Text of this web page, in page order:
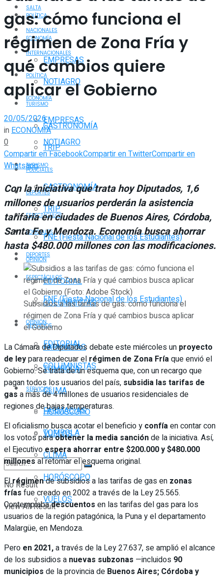
POLÍTICA
ECONOMÍA
EMPRESAS
NOTIAGRO
TURISMO
GASTRONOMÍA
TRIP
POLICIALES
DEPORTES
ESPECTÁCULOS
FNE (Fiesta Nacional de los Estudiantes)
OPINIÓN
EDITORIAL
COLUMNISTAS
SERVICIOS
FARMACIAS
TOMBOLA
CLIMA
HORÓSCOPO
VUELOS
No Result
View All Result
SALTA
NACIONALES
INTERNACIONALES
POLÍTICA
ECONOMÍA
EMPRESAS
NOTIAGRO
TURISMO
GASTRONOMÍA
TRIP
POLICIALES
DEPORTES
ESPECTÁCULOS
FNE (Fiesta Nacional de los Estudiantes)
OPINIÓN
EDITORIAL
COLUMNISTAS
SERVICIOS
FARMACIAS
TOMBOLA
CLIMA
HORÓSCOPO
VUELOS
gas: cómo funciona el
régimen de Zona Fría y
qué cambios quiere
aplicar el Gobierno
20/05/2026
inECONOMÍA
0
Compartir en FacebookCompartir en TwitterCompartir en
Whatsapp
Con la iniciativa que trata hoy Diputados, 1,6
millones de usuarios perderán la asistencia
tarifaria en ciudades de Buenos Aires, Córdoba,
Santa Fe y Mendoza. Economía busca ahorrar
hasta $480.000 millones con las modificaciones.
Subsidios a las tarifas de gas: cómo funciona el
régimen de Zona Fría y qué cambios busca aplicar
el Gobierno
La Cámara de Diputados debate este miércoles un proyecto
de leypara readecuar el régimen de Zona Fríaque envió el
Gobierno. Se trata de un esquema que, con un recargo que
pagan todos los usuarios del país, subsidia las tarifas de
gas a más de 4 millones de usuarios residenciales de
regiones de bajas temperaturas.
El oficialismo busca acotar el beneficio y confíaen contar con
los votos paraobtener la media sanciónde la iniciativa. Así,
el Ejecutivoespera ahorrar entre $200.000 y $480.000
millonesal retomar el esquema original.
Elrégimende subsidios a las tarifas de gas en zonas
frías fue creado en 2002 a través de la Ley 25.565.
Contemplabadescuentos en las tarifas del gas para los
usuarios de la región patagónica, la Puna y el departamento
Malargüe, en Mendoza.
Pero en 2021,a través de la Ley 27.637, se amplió el alcance
de los subsidios a nuevas subzonas —incluidos 90
municipios de la provincia de Buenos Aires; Córdoba y